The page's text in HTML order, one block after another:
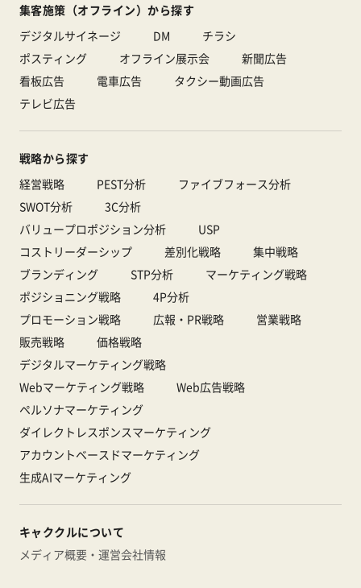
集客施策（オフライン）から探す
デジタルサイネージ
DM
チラシ
ポスティング
オフライン展示会
新聞広告
看板広告
電車広告
タクシー動画広告
テレビ広告
戦略から探す
経営戦略
PEST分析
ファイブフォース分析
SWOT分析
3C分析
バリュープロポジション分析
USP
コストリーダーシップ
差別化戦略
集中戦略
ブランディング
STP分析
マーケティング戦略
ポジショニング戦略
4P分析
プロモーション戦略
広報・PR戦略
営業戦略
販売戦略
価格戦略
デジタルマーケティング戦略
Webマーケティング戦略
Web広告戦略
ペルソナマーケティング
ダイレクトレスポンスマーケティング
アカウントベースドマーケティング
生成AIマーケティング
キャククルについて
メディア概要・運営会社情報